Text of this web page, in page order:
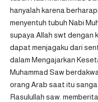
hanyalah karena
menyentuh tubuh Nabi
supaya Allah swt dengan
dapat menjagaku dari
dalam Mengajarkan
Muhammad Saw
orang Arab saat itu
Rasulullah saw.